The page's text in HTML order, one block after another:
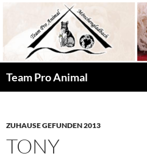
springen
Team Pro Animal
ZUHAUSE GEFUNDEN 2013
TONY